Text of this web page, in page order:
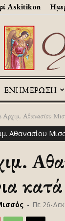
Askitikon
ΕΝΗΜΕΡΩΣΗ
Αρχιμ. Αθανασίου
Αθανασίου
- Πε 26-